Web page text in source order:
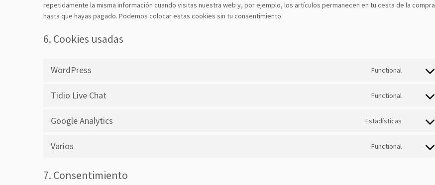
repetidamente la misma información cuando visitas nuestra web y, por ejemplo, los artículos permanecen en tu cesta de la compra
hasta que hayas pagado. Podemos colocar estas cookies sin tu consentimiento.
6. Cookies usadas
WordPress Functional
Consent
service
Tidio Live Chat Functional
Consent
service
Google Analytics Estadísticas
Consent
service
Varios Functional
Consent
7. Consentimiento